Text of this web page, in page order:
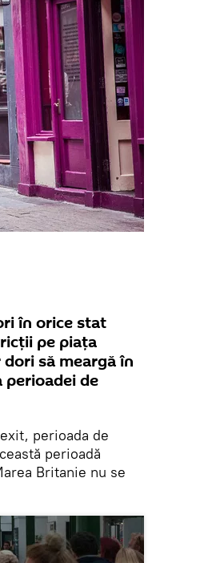
în orice stat
pe piața
să meargă în
perioadei de
perioada de
perioadă
Britanie nu se